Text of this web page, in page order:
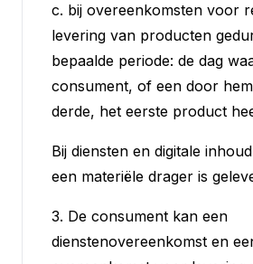
c. bij overeenkomsten voor
levering van producten
bepaalde periode: de dag
consument, of een door
derde, het eerste product
Bij diensten en digitale
een materiële drager is
3. De consument kan een
dienstenovereenkomst en